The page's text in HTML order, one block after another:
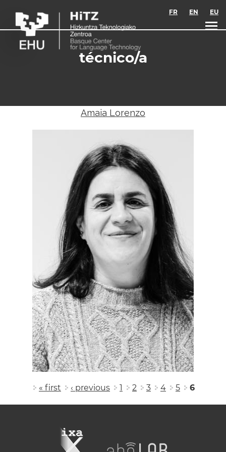
FR EN EU
técnico/a
Amaia Lorenzo
« first ‹ previous 1 2 3 4 5 6